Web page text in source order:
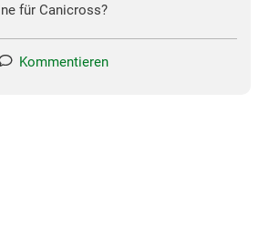
für Canicross?
Kommentieren